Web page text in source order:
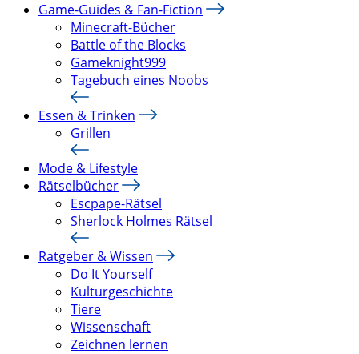
Game-Guides & Fan-Fiction
Minecraft-Bücher
Battle of the Blocks
Gameknight999
Tagebuch eines Noobs
Essen & Trinken
Grillen
Mode & Lifestyle
Rätselbücher
Escpape-Rätsel
Sherlock Holmes Rätsel
Ratgeber & Wissen
Do It Yourself
Kulturgeschichte
Tiere
Wissenschaft
Zeichnen lernen